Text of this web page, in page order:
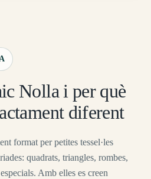
Nolla i per què
diferent
format per petites tessel·les
quadrats, triangles, rombes,
Amb elles es creen